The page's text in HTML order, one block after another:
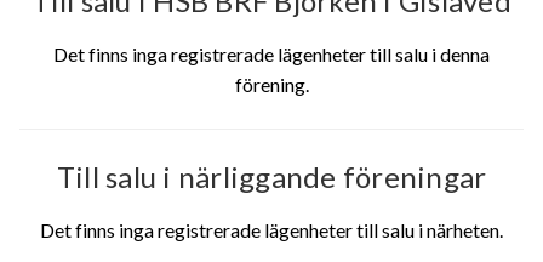
Det finns inga registrerade lägenheter till salu i denna
förening.
Till salu i närliggande föreningar
Det finns inga registrerade lägenheter till salu i närheten.